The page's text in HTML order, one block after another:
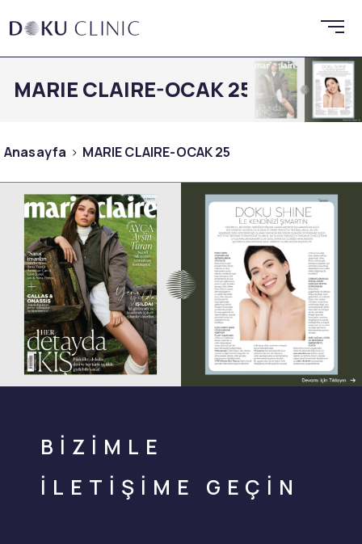
MARIE CLAIRE-OCAK 25
Anasayfa MARIE CLAIRE-OCAK 25
BİZİMLE
İLETİŞİME GEÇİN